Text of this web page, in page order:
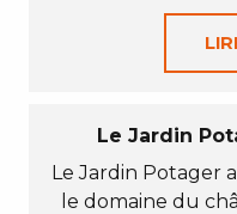
Le Jardin
Le Jardin Potager
le domaine du